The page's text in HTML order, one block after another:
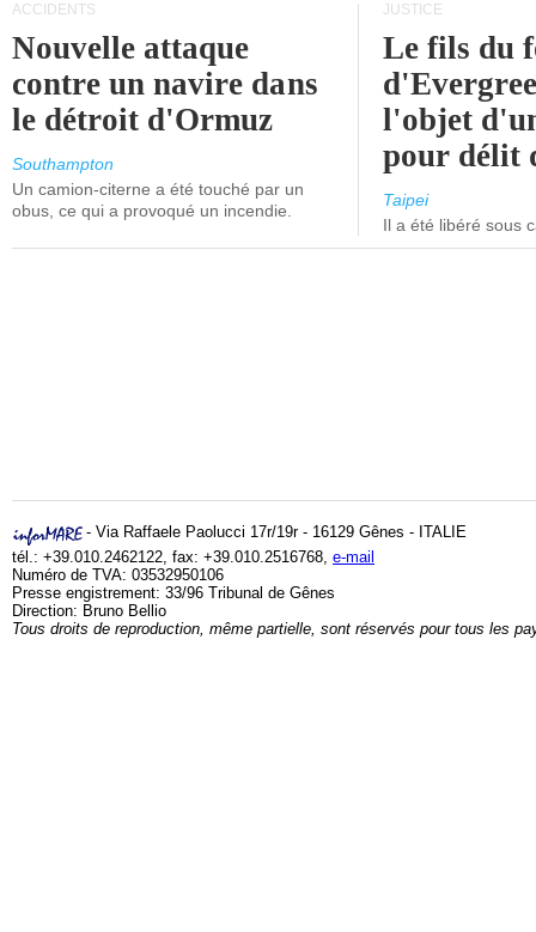
ACCIDENTS
Nouvelle attaque
contre un navire dans
le détroit d'Ormuz
Southampton
Un camion-citerne a été touché par un
obus, ce qui a provoqué un incendie.
JUSTICE
Le fils du
l'objet
pour délit
Taipei
Il a été libéré sous
- Via Raffaele Paolucci 17r/19r - 16129 Gênes - ITALIE
tél.: +39.010.2462122, fax: +39.010.2516768, e-mail
Numéro de TVA: 03532950106
Presse engistrement: 33/96 Tribunal de Gênes
Direction: Bruno Bellio
Tous droits de reproduction, même partielle, sont réservés pour tous les